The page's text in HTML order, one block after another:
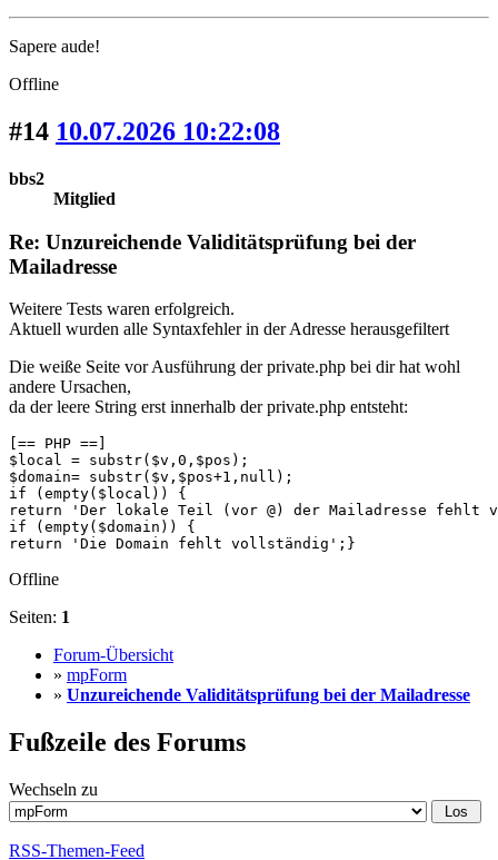
Sapere aude!
Offline
#14 10.07.2026 10:22:08
bbs2
Mitglied
Re: Unzureichende Validitätsprüfung bei der
Mailadresse
Weitere Tests waren erfolgreich.
Aktuell wurden alle Syntaxfehler in der Adresse herausgefiltert
Die weiße Seite vor Ausführung der private.php bei dir hat wohl
andere Ursachen,
da der leere String erst innerhalb der private.php entsteht:
[== PHP ==]
$local = substr($v,0,$pos);
$domain= substr($v,$pos+1,null);
if (empty($local)) {
return 'Der lokale Teil (vor @) der Mailadresse fehlt
if (empty($domain)) {
return 'Die Domain fehlt vollständig';}
Offline
Seiten: 1
Forum-Übersicht
» mpForm
» Unzureichende Validitätsprüfung bei der Mailadresse
Fußzeile des Forums
Wechseln zu
RSS-Themen-Feed